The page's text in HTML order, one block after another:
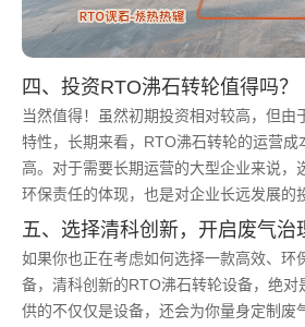
四、投资RTO沸石转轮值得吗？
当然值得！虽然初期投资相对较高，但由
特性，长期来看，RTO沸石转轮的运营成
高。对于需要长期运营的大型企业来说，
环保责任的体现，也是对企业长远发展的
五、选择清科创新，开启废气治
如果你也正在考虑如何选择一款高效、环
备，清科创新的RTO沸石转轮设备，绝对
供的不仅仅是设备，还会为你量身定制废